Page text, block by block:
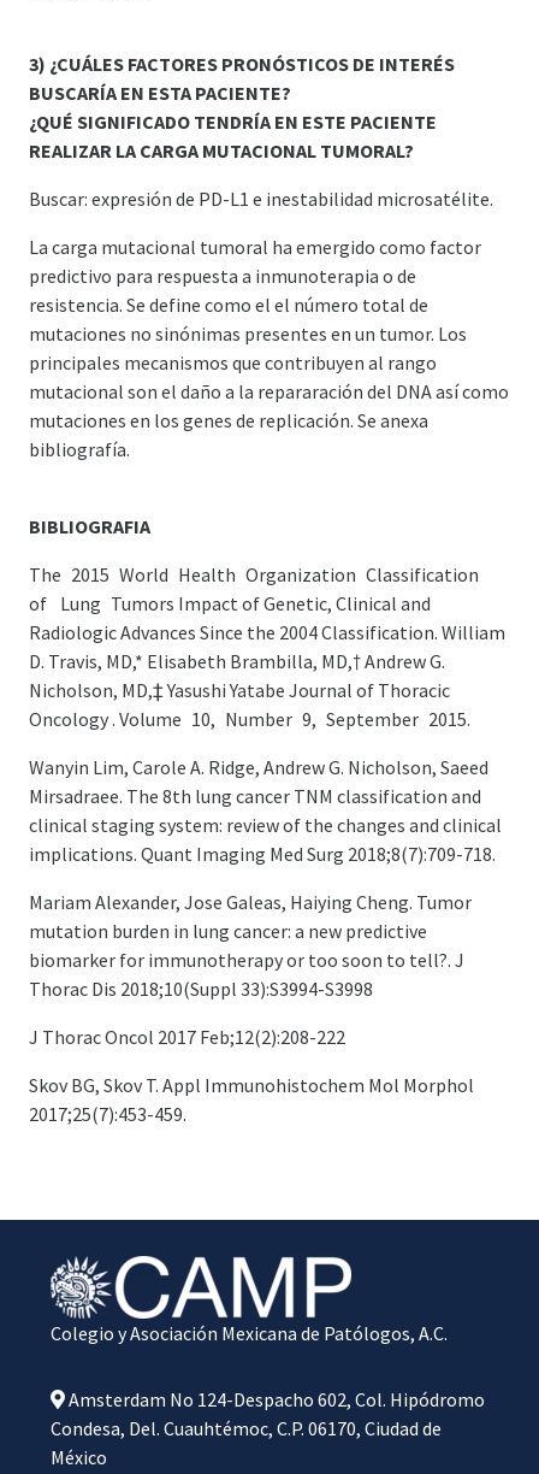
3) ¿CUÁLES FACTORES PRONÓSTICOS DE INTERÉS
BUSCARÍA EN ESTA PACIENTE?
¿QUÉ SIGNIFICADO TENDRÍA EN ESTE PACIENTE
REALIZAR LA CARGA MUTACIONAL TUMORAL?
Buscar: expresión de PD-L1 e inestabilidad microsatélite.
La carga mutacional tumoral ha emergido como factor
predictivo para respuesta a inmunoterapia o de
resistencia. Se define como el el número total de
mutaciones no sinónimas presentes en un tumor. Los
principales mecanismos que contribuyen al rango
mutacional son el daño a la repararación del DNA así como
mutaciones en los genes de replicación. Se anexa
bibliografía.
BIBLIOGRAFIA
The 2015 World Health Organization Classification
of Lung Tumors Impact of Genetic, Clinical and
Radiologic Advances Since the 2004 Classification. William
D. Travis, MD,* Elisabeth Brambilla, MD,† Andrew G.
Nicholson, MD,‡ Yasushi Yatabe Journal of Thoracic
Oncology . Volume 10, Number 9, September 2015.
Wanyin Lim, Carole A. Ridge, Andrew G. Nicholson, Saeed
Mirsadraee. The 8th lung cancer TNM classification and
clinical staging system: review of the changes and clinical
implications. Quant Imaging Med Surg 2018;8(7):709-718.
Mariam Alexander, Jose Galeas, Haiying Cheng. Tumor
mutation burden in lung cancer: a new predictive
biomarker for immunotherapy or too soon to tell?. J
Thorac Dis 2018;10(Suppl 33):S3994-S3998
J Thorac Oncol 2017 Feb;12(2):208-222
Skov BG, Skov T. Appl Immunohistochem Mol Morphol
2017;25(7):453-459.
Colegio y Asociación Mexicana de Patólogos, A.C.
Amsterdam No 124-Despacho 602, Col. Hipódromo
Condesa, Del. Cuauhtémoc, C.P. 06170, Ciudad de
México